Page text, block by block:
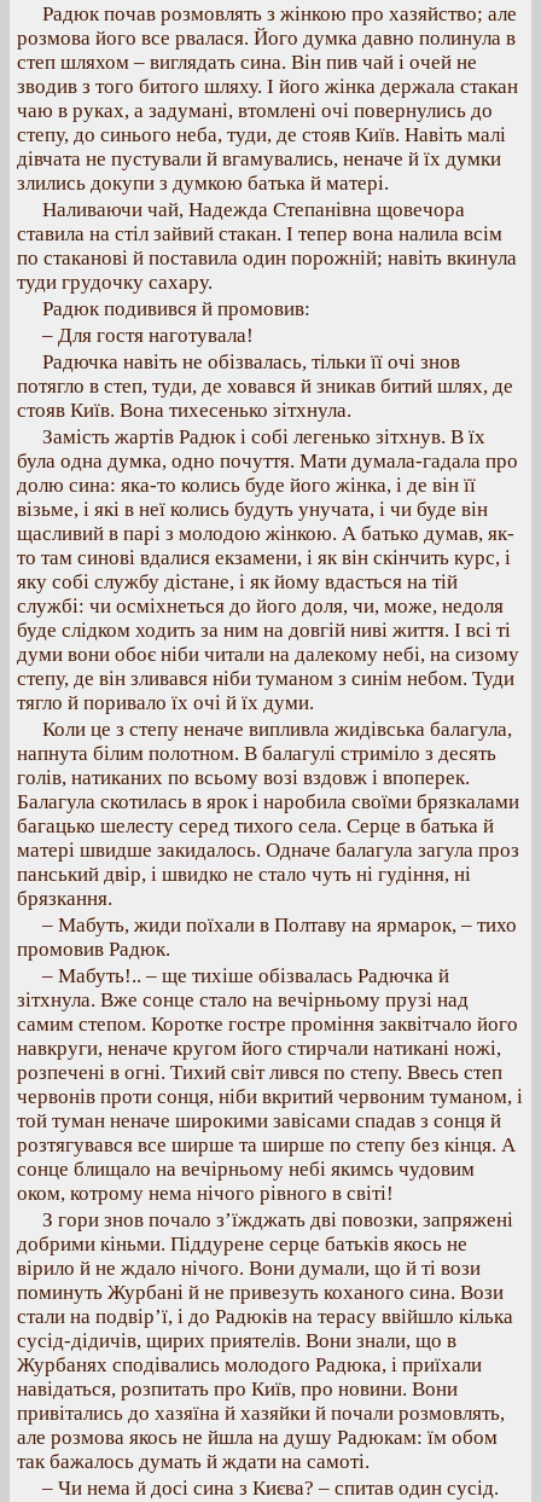
Радюк почав розмовлять з жінкою про хазяйство; але
розмова його все рвалася. Його думка давно полинула в
степ шляхом – виглядать сина. Він пив чай і очей не
зводив з того битого шляху. І його жінка держала стакан
чаю в руках, а задумані, втомлені очі повернулись до
степу, до синього неба, туди, де стояв Київ. Навіть малі
дівчата не пустували й вгамувались, неначе й їх думки
злились докупи з думкою батька й матері.
Наливаючи чай, Надежда Степанівна щовечора
ставила на стіл зайвий стакан. І тепер вона налила всім
по стаканові й поставила один порожній; навіть вкинула
туди грудочку сахару.
Радюк подивився й промовив:
– Для гостя наготувала!
Радючка навіть не обізвалась, тільки її очі знов
потягло в степ, туди, де ховався й зникав битий шлях, де
стояв Київ. Вона тихесенько зітхнула.
Замість жартів Радюк і собі легенько зітхнув. В їх
була одна думка, одно почуття. Мати думала-гадала про
долю сина: яка-то колись буде його жінка, і де він її
візьме, і які в неї колись будуть унучата, і чи буде він
щасливий в парі з молодою жінкою. А батько думав, як-
то там синові вдалися екзамени, і як він скінчить курс, і
яку собі службу дістане, і як йому вдасться на тій
службі: чи осміхнеться до його доля, чи, може, недоля
буде слідком ходить за ним на довгій ниві життя. І всі ті
думи вони обоє ніби читали на далекому небі, на сизому
степу, де він зливався ніби туманом з синім небом. Туди
тягло й поривало їх очі й їх думи.
Коли це з степу неначе випливла жидівська балагула,
напнута білим полотном. В балагулі стриміло з десять
голів, натиканих по всьому возі вздовж і впоперек.
Балагула скотилась в ярок і наробила своїми брязкалами
багацько шелесту серед тихого села. Серце в батька й
матері швидше закидалось. Одначе балагула загула проз
панський двір, і швидко не стало чуть ні гудіння, ні
брязкання.
– Мабуть, жиди поїхали в Полтаву на ярмарок, – тихо
промовив Радюк.
– Мабуть!.. – ще тихіше обізвалась Радючка й
зітхнула. Вже сонце стало на вечірньому прузі над
самим степом. Коротке гостре проміння заквітчало його
навкруги, неначе кругом його стирчали натикані ножі,
розпечені в огні. Тихий світ лився по степу. Ввесь степ
червонів проти сонця, ніби вкритий червоним туманом, і
той туман неначе широкими завісами спадав з сонця й
розтягувався все ширше та ширше по степу без кінця. А
сонце блищало на вечірньому небі якимсь чудовим
оком, котрому нема нічого рівного в світі!
З гори знов почало з’їжджать дві повозки, запряжені
добрими кіньми. Піддурене серце батьків якось не
вірило й не ждало нічого. Вони думали, що й ті вози
поминуть Журбані й не привезуть коханого сина. Вози
стали на подвір’ї, і до Радюків на терасу ввійшло кілька
сусід-дідичів, щирих приятелів. Вони знали, що в
Журбанях сподівались молодого Радюка, і приїхали
навідаться, розпитать про Київ, про новини. Вони
привітались до хазяїна й хазяйки й почали розмовлять,
але розмова якось не йшла на душу Радюкам: їм обом
так бажалось думать й ждати на самоті.
– Чи нема й досі сина з Києва? – спитав один сусід.